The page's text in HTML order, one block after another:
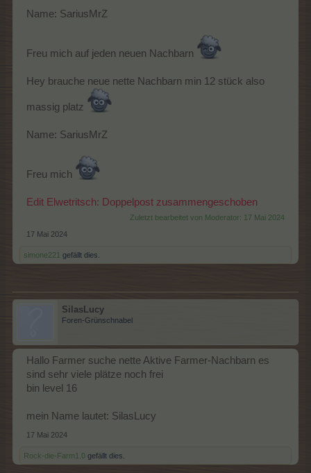
Name: SariusMrZ
Freu mich auf jeden neuen Nachbarn
Hey brauche neue nette Nachbarn min 12 stück also
massig platz
Name: SariusMrZ
Freu mich
Edit Elwetritsch: Doppelpost zusammengeschoben
Zuletzt bearbeitet von Moderator: 17 Mai 2024
17 Mai 2024
simone221 gefällt dies.
SilasLucy
Foren-Grünschnabel
Hallo Farmer suche nette Aktive Farmer-Nachbarn es
sind sehr viele plätze noch frei
bin level 16
mein Name lautet: SilasLucy
17 Mai 2024
Rock-die-Farm1.0 gefällt dies.